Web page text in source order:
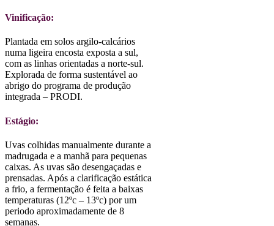
Vinificação:
Plantada em solos argilo-calcários
numa ligeira encosta exposta a sul,
com as linhas orientadas a norte-sul.
Explorada de forma sustentável ao
abrigo do programa de produção
integrada – PRODI.
Estágio:
Uvas colhidas manualmente durante a
madrugada e a manhã para pequenas
caixas. As uvas são desengaçadas e
prensadas. Após a clarificação estática
a frio, a fermentação é feita a baixas
temperaturas (12ºc – 13ºc) por um
periodo aproximadamente de 8
semanas.